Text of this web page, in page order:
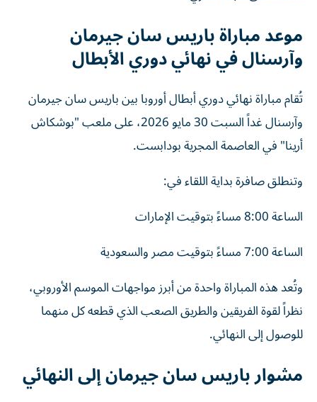
موعد مباراة باريس سان جيرمان
وآرسنال في نهائي دوري الأبطال
تُقام مباراة نهائي دوري أبطال أوروبا بين باريس سان جيرمان
وآرسنال غداً السبت 30 مايو 2026، على ملعب "بوشكاش
أرينا" في العاصمة المجرية بودابست.
وتنطلق صافرة بداية اللقاء في:
الساعة 8:00 مساءً بتوقيت الإمارات
الساعة 7:00 مساءً بتوقيت مصر والسعودية
وتُعد هذه المباراة واحدة من أبرز مواجهات الموسم الأوروبي،
نظراً لقوة الفريقين والطريق الصعب الذي قطعه كل منهما
للوصول إلى النهائي.
مشوار باريس سان جيرمان إلى النهائي